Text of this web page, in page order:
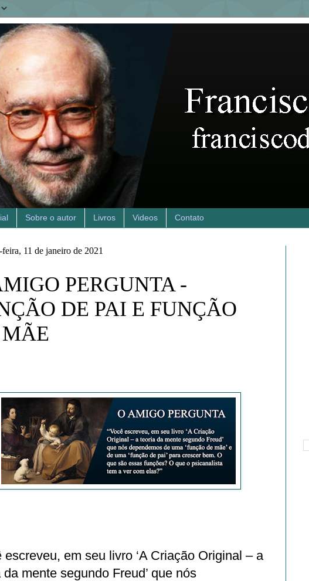
Sobre o autor Livros Videos Contato
feira, 11 de janeiro de 2021
PERGUNTA -
DE PAI E FUNÇÃO
escreveu, em seu livro ‘A Criação Original – a
da mente segundo Freud’ que nós